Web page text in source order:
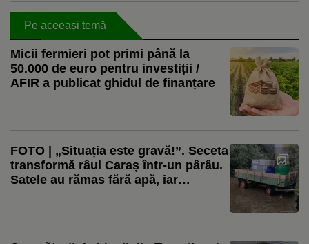
Pe aceeași temă
Micii fermieri pot primi până la
50.000 de euro pentru investiții /
AFIR a publicat ghidul de finanțare
FOTO | „Situația este gravă!”. Seceta
transformă râul Caraș într-un pârâu.
Satele au rămas fără apă, iar